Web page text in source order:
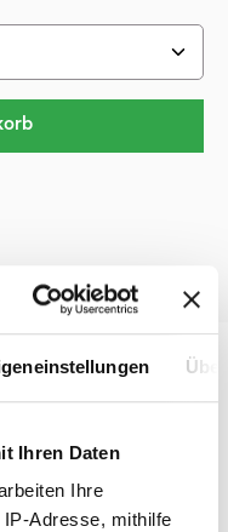
Ihren Daten
Ihre
Adresse, mithilfe
Wert ein